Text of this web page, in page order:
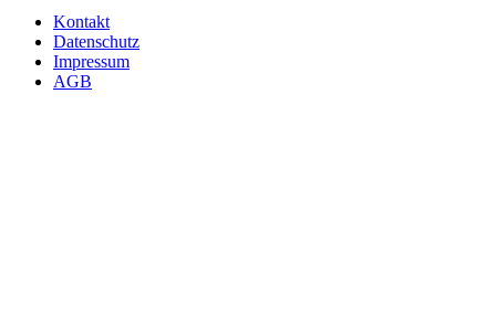
Kontakt
Datenschutz
Impressum
AGB